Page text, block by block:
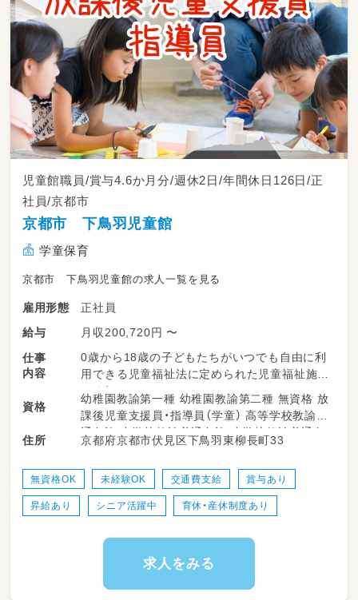
児童館職員/賞与4.6か月分/週休2日/年間休日126日/正
社員/京都市
京都市 下鳥羽児童館
学童保育
京都市 下鳥羽児童館の求人一覧を見る
雇用形態
正社員
給与
月収200,720円 〜
仕事
内容
0歳から18歳の子どもたちがいつでも自由に利
用できる児童福祉法に定められた児童福祉施設
です！
業務内容
◎午前◎
乳幼児親子を対象としたクラブや季節のイベン
◎午後◎
小学生の放課後を遊びを通して安心安全に過ご
せるように見守ります。
と遊びを支援します。
その他、地域との合同行事の運営業務もありま
それぞれの運営に関する書類作成等オフィスソ
資格
幼稚園教諭第一種 幼稚園教諭第二種 無資格 放
課後児童支援員・指導員（学童） 高等学校教諭普
通免許 中学校教諭普通免許 小学校教諭普通免
許
住所 京都府京都市伏見区下鳥羽東柳長町33
無資格OK 未経験OK 交通費支給 賞与あり
昇給あり シニア活躍中 育休・産休制度あり
求人をみる